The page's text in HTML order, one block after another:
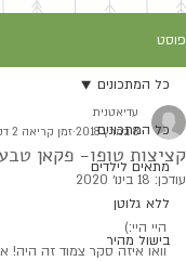
פוסט
כל המתכונים
מתאים לילדים
ללא גלוטן
בישול מהיר
כל המתכונים
קציצות טופו- פקאן
עדיאטנית
8 במרץ 2018
זמן קריאה 2 דקות
עודכן: 18 בינו׳ 2020
היי היי:)
וואו איזה סקר צמוד זה היה!